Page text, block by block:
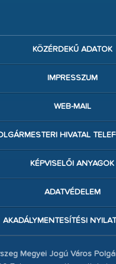
KÖZÉRDEKŰ ADATOK
IMPRESSZUM
WEB-MAIL
HIVATAL
KÉPVISELŐI ANYAGOK
ADATVÉDELEM
AKADÁLYMENTESÍTÉSI
Megyei Jogú Város